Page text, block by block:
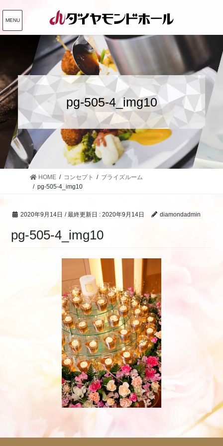
ン
テ
移
動
ビ
ゲ
ン
に
移
動
pg-505-4_img10
HOME コンセプト
ブライズルーム
pg-505-4_img10
2020年9月14日 / 最終更新日 :2020年9月14日 diamondadmin
pg-505-4_img10
MENU